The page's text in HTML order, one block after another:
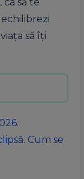
să îți
Cum se